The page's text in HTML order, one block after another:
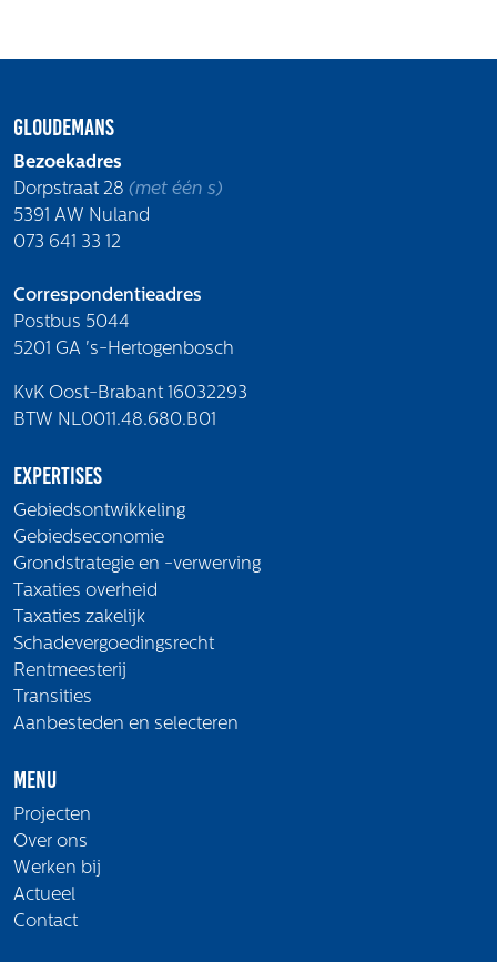
Gloudemans
Bezoekadres
Dorpstraat 28 (met één s)
5391 AW Nuland
073 641 33 12
Correspondentieadres
Postbus 5044
5201 GA 's-Hertogenbosch
KvK Oost-Brabant 16032293
BTW NL0011.48.680.B01
Expertises
Gebiedsontwikkeling
Gebiedseconomie
Grondstrategie en -verwerving
Taxaties overheid
Taxaties zakelijk
Schadevergoedingsrecht
Rentmeesterij
Transities
Aanbesteden en selecteren
Menu
Projecten
Over ons
Werken bij
Actueel
Contact